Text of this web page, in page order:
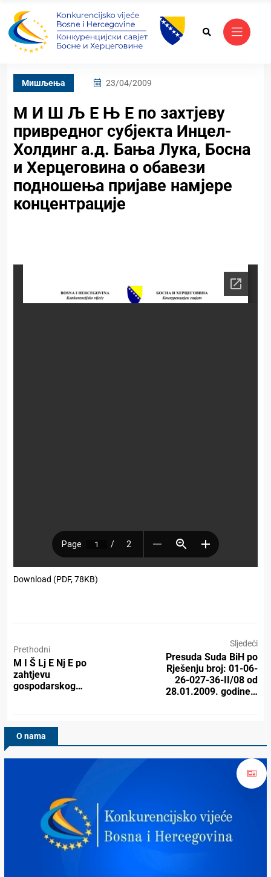
Mишљења 23/04/2009
М И Ш Љ Е Њ Е по захтјеву
привредног субјекта Инцел-
Холдинг а.д. Бања Лука, Босна
и Херцеговина о обавези
подношења пријаве намјере
концентрације
Download (PDF, 78KB)
Prethodni
M I Š Lj E Nj E po
zahtjevu
gospodarskog…
Sljedeći
Presuda Suda BiH po
Rješenju broj: 01-06-
26-027-36-II/08 od
28.01.2009. godine…
O nama